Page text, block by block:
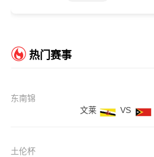
热门赛事
东南锦
文莱
VS
土伦杯